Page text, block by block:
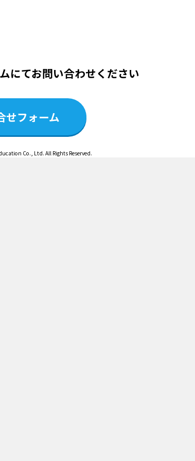
にてお問い合わせください
せフォーム
Co., Ltd. All Rights Reserved.